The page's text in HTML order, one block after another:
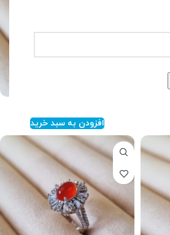
افزودن به سبد خرید